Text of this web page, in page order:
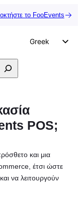
το FooEvents
Greek
Spanish
Italian
French
Polish
POS;
και μια
έτσι ώστε
να λειτουργούν